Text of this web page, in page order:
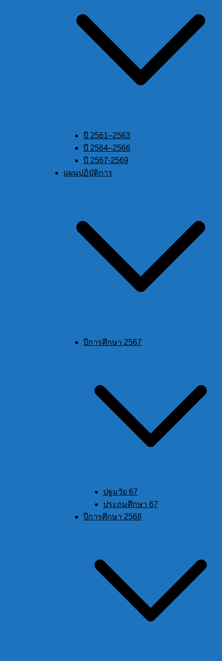
ปี 2561–2563
ปี 2564–2566
ปี 2567-2569
แผนปฏิบัติการ
ปีการศึกษา 2567
ปฐมวัย 67
ประถมศึกษา 67
ปีการศึกษา 2568